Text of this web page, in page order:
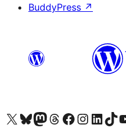
BuddyPress ↗
X (旧 Twitter) アカウントへBluesky アカウントへMastodon アカウントへThreads アカウントへ Facebook ページへInstagram アカウントへ LinkedIn アカウントへTikTok アカウントへ